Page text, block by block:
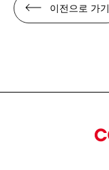
이전으로 가기